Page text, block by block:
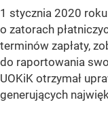
1 stycznia 2020
o zatorach
terminów zapłaty,
do raportowania
UOKiK otrzymał
generujących